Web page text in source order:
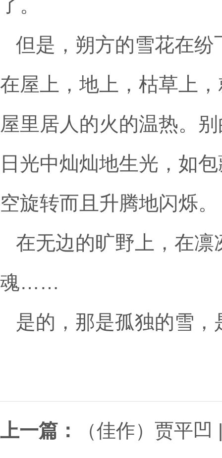
了。
但是，朔方的雪花在
在屋上，地上，枯草上
屋里居人的火的温热。
日光中灿灿地生光，如
空旋转而且升腾地闪烁。
在无边的旷野上，在
魂……
是的，那是孤独的雪
上一篇：
（佳作）贾平